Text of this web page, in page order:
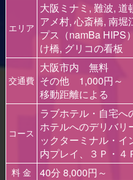
エリア
大阪ミナミ, 難波, 道
アメ村, 心斎橋, 南堀
プス（namBa HIPS
け橋, グリコの看板
交通費
大阪市内 無料
その他 1,000円～
移動距離による
コース
ラブホテル・自宅へ
ホテルへのデリバリ
ックターミナル・
内プレイ、３Ｐ・４
料 金 40分 8,000円～